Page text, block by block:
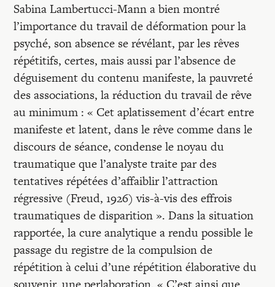
Sabina Lambertucci-Mann a bien montré
l’importance du travail de déformation pour la
psyché, son absence se révélant, par les rêves
répétitifs, certes, mais aussi par l’absence de
déguisement du contenu manifeste, la pauvreté
des associations, la réduction du travail de rêve
au minimum : « Cet aplatissement d’écart entre
manifeste et latent, dans le rêve comme dans le
discours de séance, condense le noyau du
traumatique que l’analyste traite par des
tentatives répétées d’affaiblir l’attraction
régressive (Freud, 1926) vis-à-vis des effrois
traumatiques de disparition ». Dans la situation
rapportée, la cure analytique a rendu possible le
passage du registre de la compulsion de
répétition à celui d’une répétition élaborative du